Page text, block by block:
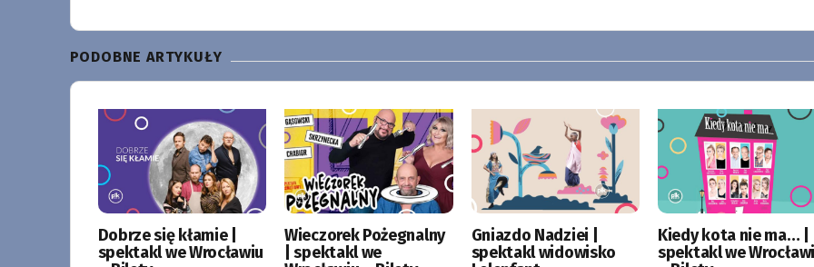
PODOBNE ARTYKUŁY
Dobrze się kłamie |
spektakl we Wrocławiu
Wieczorek Pożegnalny
| spektakl we
Gniazdo Nadziei |
spektakl widowisko
Kiedy kota nie ma… |
spektakl we